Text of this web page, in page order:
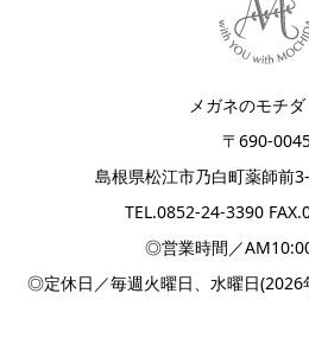
メガネのモチ
〒690-
島根県松江市乃白町薬師前
TEL.0852-24-3390
◎営業時間／
◎定休日／毎週火曜日、水曜日